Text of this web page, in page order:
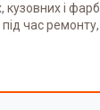
кузовних і
час ремонту,